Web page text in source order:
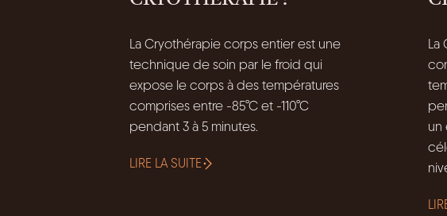
La Cryothérapie corps entier est une
technique de soin par le froid qui
expose le corps à des températures
comprises entre -85°C et -110°C
pendant 3 à 5 minutes.
LIRE LA SUITE
La
un